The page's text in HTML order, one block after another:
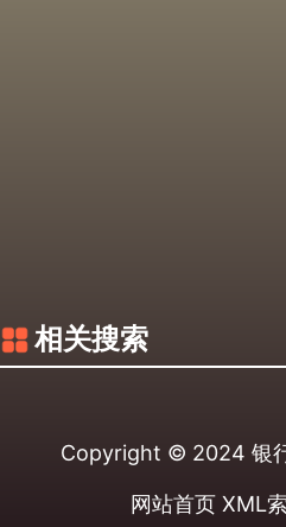
相关搜索
Copyright © 2024 银
网站首页 XML索